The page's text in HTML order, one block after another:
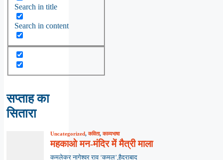
Search in title
Search in content
सप्ताह का
सितारा
Uncategorized,कविता,काव्यभाषा
महकाओ मन-मंदिर में मैत्री माला
कमलेकर नागेश्वर राव ‘कमल’,हैदराबाद